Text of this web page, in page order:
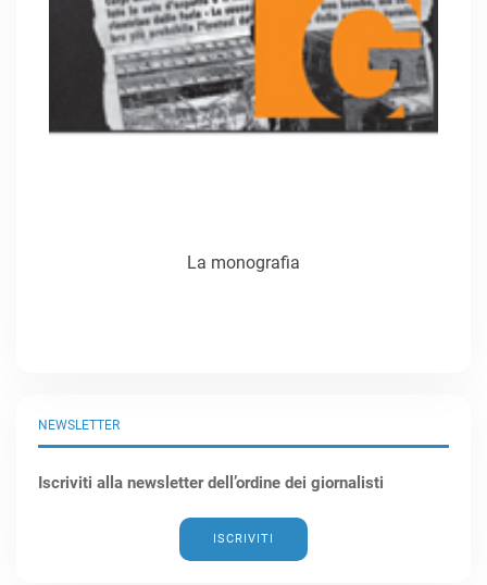
NEWSLETTER
Iscriviti alla newsletter dell’ordine dei giornalisti
ISCRIVITI
La monografia